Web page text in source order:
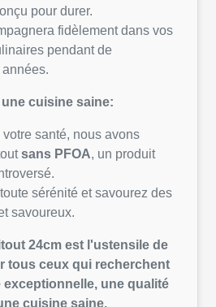
pour durer.
fidèlement dans vos
pendant de
cuisine saine:
santé, nous avons
sans PFOA, un produit
sérénité et savourez des
savoureux.
24cm est l'ustensile de
tous ceux qui recherchent
exceptionnelle, une qualité
cuisine saine.